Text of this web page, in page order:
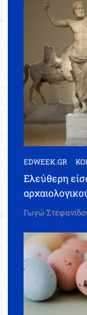
EDWEEK.GR
Ελεύθερη
Γωγώ